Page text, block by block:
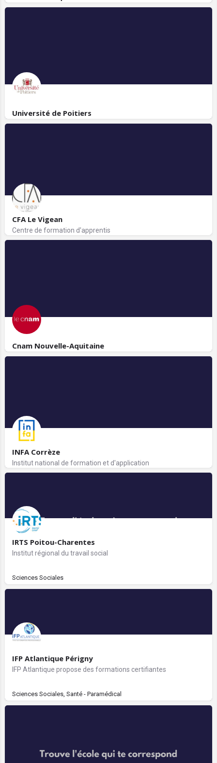
Université de Poitiers
CFA Le Vigean
Centre de formation d'apprentis
Cnam Nouvelle-Aquitaine
INFA Corrèze
Institut national de formation et d'application
IRTS Poitou-Charentes
Institut régional du travail social
Sciences Sociales
IFP Atlantique Périgny
IFP Atlantique propose des formations certifiantes
Sciences Sociales, Santé - Paramédical